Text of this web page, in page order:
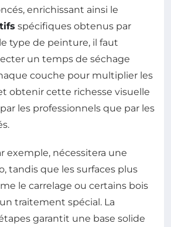
enrichissant ainsi le
spécifiques obtenus par
le type de peinture, il faut
un temps de séchage
couche pour multiplier les
obtenir cette richesse visuelle
les professionnels que par les
exemple, nécessitera une
tandis que les surfaces plus
le carrelage ou certains bois
traitement spécial. La
garantit une base solide